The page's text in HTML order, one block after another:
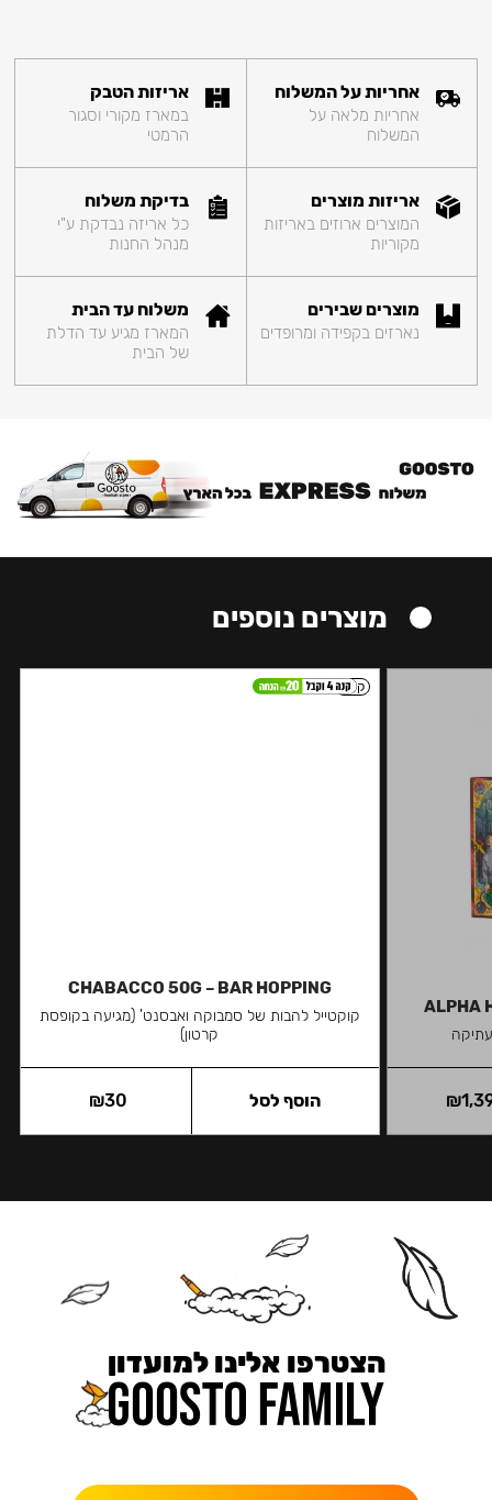
אחריות על המשלוח
אחריות מלאה על
המשלוח
אריזות הטבק
במארז מקורי וסגור
הרמטי
אריזות מוצרים
המוצרים ארוזים באריזות
מקוריות
בדיקת משלוח
כל אריזה נבדקת ע"י
מנהל החנות
מוצרים שבירים
נארזים בקפידה ומרופדים
משלוח עד הבית
המארז מגיע עד הדלת
של הבית
מוצרים נוספים
ALPHA
₪
קל
CHABACCO 50G – BAR HOPPING
קוקטייל להבות של סמבוקה ואבסנט' (מגיעה בקופסת
קרטון)
₪30 הוסף לסל
הצטרפו אלינו למועדון